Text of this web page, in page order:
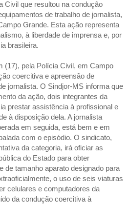
Civil que resultou na condução
de trabalho de jornalista,
Grande. Esta ação representa
à liberdade de imprensa e, por
brasileira.
(17), pela Polícia Civil, em Campo
coercitiva e apreensão de
jornalista. O Sindjor-MS informa que
da ação, dois integrantes da
prestar assistência à profissional e
à disposição dela. A jornalista
em seguida, está bem e em
com o episódio. O sindicato,
da categoria, irá oficiar as
do Estado para obter
de tamanho aparato designado para
o uso de seis viaturas
celulares e computadores da
da condução coercitiva à